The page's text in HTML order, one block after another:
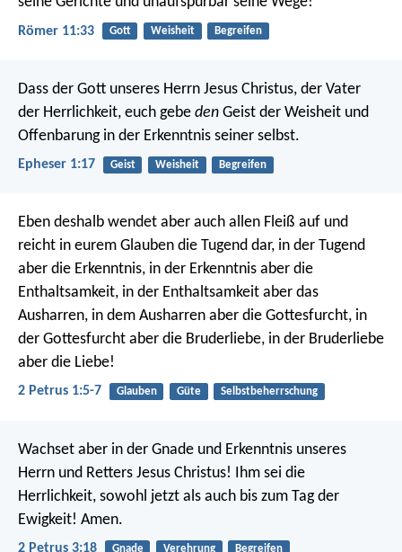
Römer 11:33 Gott Weisheit Begreifen
Dass der Gott unseres Herrn Jesus Christus, der Vater
der Herrlichkeit, euch gebe den Geist der Weisheit und
Offenbarung in der Erkenntnis seiner selbst.
Epheser 1:17 Geist Weisheit Begreifen
Eben deshalb wendet aber auch allen Fleiß auf und
reicht in eurem Glauben die Tugend dar, in der Tugend
aber die Erkenntnis, in der Erkenntnis aber die
Enthaltsamkeit, in der Enthaltsamkeit aber das
Ausharren, in dem Ausharren aber die Gottesfurcht, in
der Gottesfurcht aber die Bruderliebe, in der Bruderliebe
aber die Liebe!
2 Petrus 1:5-7 Glauben Güte Selbstbeherrschung
Wachset aber in der Gnade und Erkenntnis unseres
Herrn und Retters Jesus Christus! Ihm sei die
Herrlichkeit, sowohl jetzt als auch bis zum Tag der
Ewigkeit! Amen.
2 Petrus 3:18 Gnade Verehrung Begreifen